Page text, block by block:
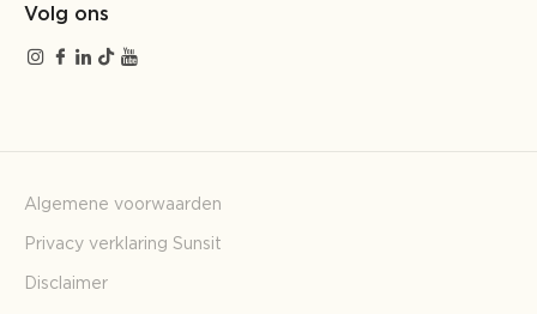
Volg ons
Algemene voorwaarden
Privacy verklaring Sunsit
Disclaimer